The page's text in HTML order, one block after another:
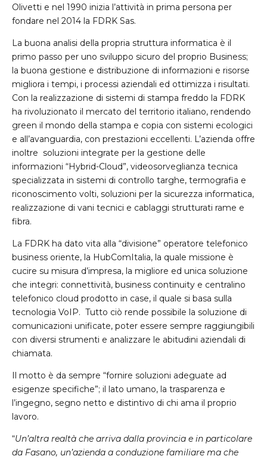
Olivetti e nel 1990 inizia l’attività in prima persona per
fondare nel 2014 la FDRK Sas.
La buona analisi della propria struttura informatica è il
primo passo per uno sviluppo sicuro del proprio Business;
la buona gestione e distribuzione di informazioni e risorse
migliora i tempi, i processi aziendali ed ottimizza i risultati.
Con la realizzazione di sistemi di stampa freddo la FDRK
ha rivoluzionato il mercato del territorio italiano, rendendo
green il mondo della stampa e copia con sistemi ecologici
e all’avanguardia, con prestazioni eccellenti. L’azienda offre
inoltre soluzioni integrate per la gestione delle
informazioni “Hybrid-Cloud”, videosorveglianza tecnica
specializzata in sistemi di controllo targhe, termografia e
riconoscimento volti, soluzioni per la sicurezza informatica,
realizzazione di vani tecnici e cablaggi strutturati rame e
fibra.
La FDRK ha dato vita alla “divisione” operatore telefonico
business oriente, la HubComItalia, la quale missione è
cucire su misura d’impresa, la migliore ed unica soluzione
che integri: connettività, business continuity e centralino
telefonico cloud prodotto in case, il quale si basa sulla
tecnologia VoIP. Tutto ciò rende possibile la soluzione di
comunicazioni unificate, poter essere sempre raggiungibili
con diversi strumenti e analizzare le abitudini aziendali di
chiamata.
Il motto è da sempre “fornire soluzioni adeguate ad
esigenze specifiche”; il lato umano, la trasparenza e
l’ingegno, segno netto e distintivo di chi ama il proprio
lavoro.
“Un’altra realtà che arriva dalla provincia e in particolare
da Fasano, un’azienda a conduzione familiare ma che